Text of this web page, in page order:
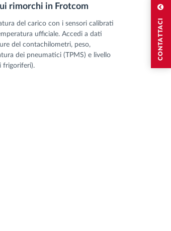
CONTATTACI
rimorchi in Frotcom
del carico con i sensori calibrati
ufficiale. Accedi a dati
del contachilometri, peso,
dei pneumatici (TPMS) e livello
frigoriferi).